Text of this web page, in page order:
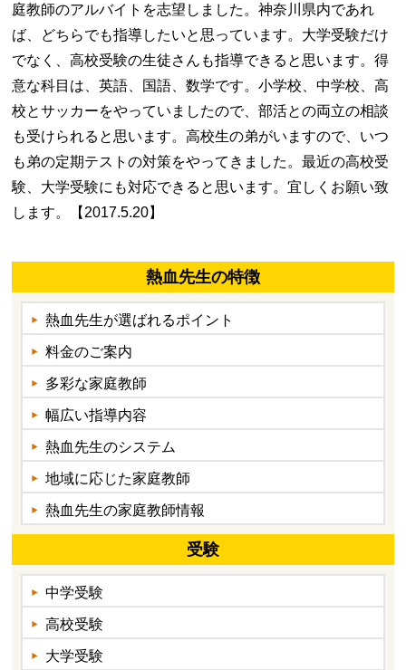
庭教師のアルバイトを志望しました。神奈川県内であれ
ば、どちらでも指導したいと思っています。大学受験だけ
でなく、高校受験の生徒さんも指導できると思います。得
意な科目は、英語、国語、数学です。小学校、中学校、高
校とサッカーをやっていましたので、部活との両立の相談
も受けられると思います。高校生の弟がいますので、いつ
も弟の定期テストの対策をやってきました。最近の高校受
験、大学受験にも対応できると思います。宜しくお願い致
します。【2017.5.20】
熱血先生の特徴
熱血先生が選ばれるポイント
料金のご案内
多彩な家庭教師
幅広い指導内容
熱血先生のシステム
地域に応じた家庭教師
熱血先生の家庭教師情報
受験
中学受験
高校受験
大学受験